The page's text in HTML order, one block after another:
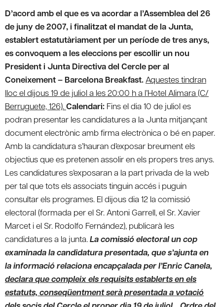
D’acord amb el que es va acordar a l’Assemblea del 26
de juny de 2007, i finalitzat el mandat de la Junta,
establert estatutàriament per un període de tres anys,
es convoquem a les eleccions per escollir un nou
President i Junta Directiva del Cercle per al
Coneixement – Barcelona Breakfast. Aquestes tindran
lloc el dijous 19 de juliol a les 20:00 h a l’Hotel Alimara (C/
Berruguete, 126).Calendari: Fins el dia 10 de juliol es
podran presentar les candidatures a la Junta mitjançant
document electrònic amb firma electrònica o bé en paper.
Amb la candidatura s’hauran d’exposar breument els
objectius que es pretenen assolir en els propers tres anys.
Les candidatures s’exposaran a la part privada de la web
per tal que tots els associats tinguin accés i puguin
consultar els programes. El dijous dia 12 la comissió
electoral (formada per el Sr. Antoni Garrell, el Sr. Xavier
Marcet i el Sr. Rodolfo Fernández), publicarà les
candidatures a la junta.La comissió electoral un cop
examinada la candidatura presentada, que s’ajunta en
la informació relaciona encapçalada per l’Enric Canela,
declara que compleix els requisits establerts en els
estatuts, conseqüentment serà presentada a votació